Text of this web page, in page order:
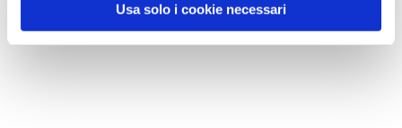
Usa solo i cookie necessari